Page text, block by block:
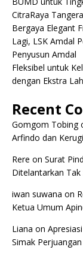
CitraRaya
Bergaya Elegant
Lagi, LSK Amdal
Penyusun Amdal
Fleksibel untuk
dengan Ekstra
Recent
Gomgom Tobing
Arfindo dan
Rere on Surat
Ditelantarkan Tak
iwan suwana on
Ketua Umum
Liana on
Simak